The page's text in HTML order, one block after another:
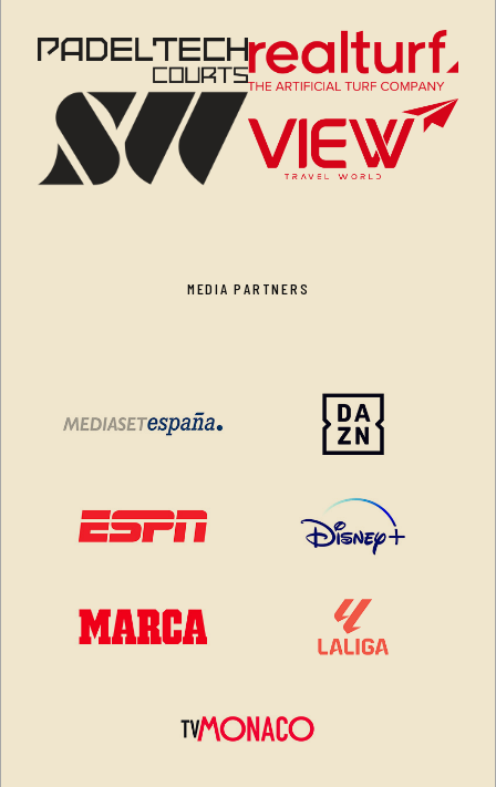
MEDIA PARTNERS